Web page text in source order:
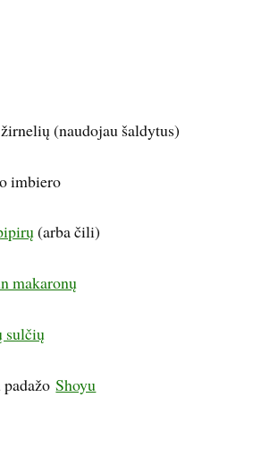
(naudojau šaldytus)
imbiero
(arba čili)
makaronų
sulčių
padažoShoyu